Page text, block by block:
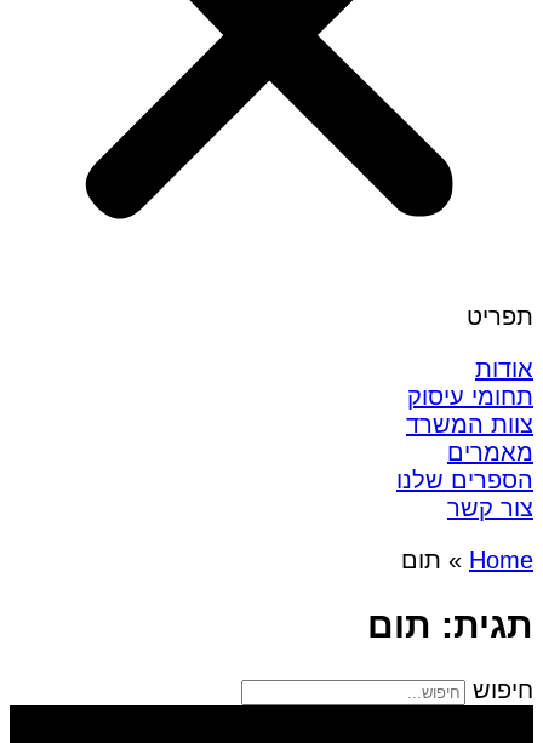
תפריט
אודות
תחומי עיסוק
צוות המשרד
מאמרים
הספרים שלנו
צור קשר
Home
» תום
תגית: תום
חיפוש